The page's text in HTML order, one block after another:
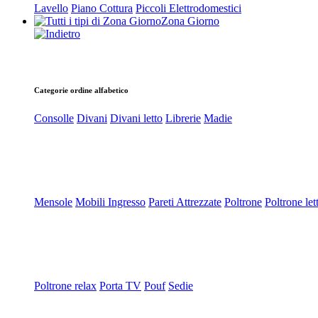
Lavello Piano Cottura Piccoli Elettrodomestici
Zona Giorno
Categorie ordine alfabetico
Consolle Divani Divani letto Librerie Madie
Mensole Mobili Ingresso Pareti Attrezzate Poltrone Poltrone
Poltrone relax Porta TV Pouf Sedie